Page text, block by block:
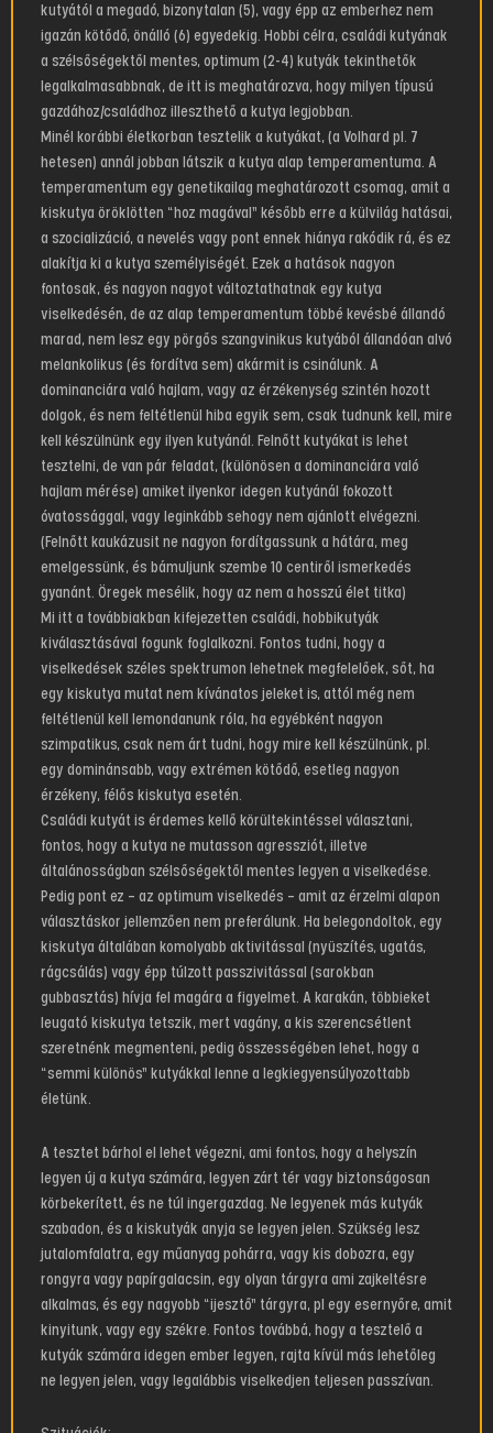
kutyától a megadó, bizonytalan (5), vagy épp az emberhez nem
igazán kötődő, önálló (6) egyedekig. Hobbi célra, családi kutyának
a szélsőségektől mentes, optimum (2-4) kutyák tekinthetők
legalkalmasabbnak, de itt is meghatározva, hogy milyen típusú
gazdához/családhoz illeszthető a kutya legjobban.
Minél korábbi életkorban tesztelik a kutyákat, (a Volhard pl. 7
hetesen) annál jobban látszik a kutya alap temperamentuma. A
temperamentum egy genetikailag meghatározott csomag, amit a
kiskutya öröklötten “hoz magával” később erre a külvilág hatásai,
a szocializáció, a nevelés vagy pont ennek hiánya rakódik rá, és ez
alakítja ki a kutya személyiségét. Ezek a hatások nagyon
fontosak, és nagyon nagyot változtathatnak egy kutya
viselkedésén, de az alap temperamentum többé kevésbé állandó
marad, nem lesz egy pörgős szangvinikus kutyából állandóan alvó
melankolikus (és fordítva sem) akármit is csinálunk. A
dominanciára való hajlam, vagy az érzékenység szintén hozott
dolgok, és nem feltétlenül hiba egyik sem, csak tudnunk kell, mire
kell készülnünk egy ilyen kutyánál. Felnőtt kutyákat is lehet
tesztelni, de van pár feladat, (különösen a dominanciára való
hajlam mérése) amiket ilyenkor idegen kutyánál fokozott
óvatossággal, vagy leginkább sehogy nem ajánlott elvégezni.
(Felnőtt kaukázusit ne nagyon fordítgassunk a hátára, meg
emelgessünk, és bámuljunk szembe 10 centiről ismerkedés
gyanánt. Öregek mesélik, hogy az nem a hosszú élet titka)
Mi itt a továbbiakban kifejezetten családi, hobbikutyák
kiválasztásával fogunk foglalkozni. Fontos tudni, hogy a
viselkedések széles spektrumon lehetnek megfelelőek, sőt, ha
egy kiskutya mutat nem kívánatos jeleket is, attól még nem
feltétlenül kell lemondanunk róla, ha egyébként nagyon
szimpatikus, csak nem árt tudni, hogy mire kell készülnünk, pl.
egy dominánsabb, vagy extrémen kötődő, esetleg nagyon
érzékeny, félős kiskutya esetén.
Családi kutyát is érdemes kellő körültekintéssel választani,
fontos, hogy a kutya ne mutasson agressziót, illetve
általánosságban szélsőségektől mentes legyen a viselkedése.
Pedig pont ez – az optimum viselkedés – amit az érzelmi alapon
választáskor jellemzően nem preferálunk. Ha belegondoltok, egy
kiskutya általában komolyabb aktivitással (nyüszítés, ugatás,
rágcsálás) vagy épp túlzott passzivitással (sarokban
gubbasztás) hívja fel magára a figyelmet. A karakán, többieket
leugató kiskutya tetszik, mert vagány, a kis szerencsétlent
szeretnénk megmenteni, pedig összességében lehet, hogy a
“semmi különös” kutyákkal lenne a legkiegyensúlyozottabb
életünk.
A tesztet bárhol el lehet végezni, ami fontos, hogy a helyszín
legyen új a kutya számára, legyen zárt tér vagy biztonságosan
körbekerített, és ne túl ingergazdag. Ne legyenek más kutyák
szabadon, és a kiskutyák anyja se legyen jelen. Szükség lesz
jutalomfalatra, egy műanyag pohárra, vagy kis dobozra, egy
rongyra vagy papírgalacsin, egy olyan tárgyra ami zajkeltésre
alkalmas, és egy nagyobb “ijesztő” tárgyra, pl egy esernyőre, amit
kinyitunk, vagy egy székre. Fontos továbbá, hogy a tesztelő a
kutyák számára idegen ember legyen, rajta kívül más lehetőleg
ne legyen jelen, vagy legalábbis viselkedjen teljesen passzívan.